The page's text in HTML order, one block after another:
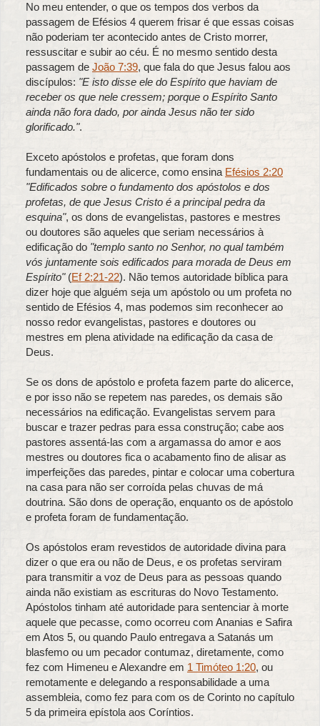
No meu entender, o que os tempos dos verbos da
passagem de Efésios 4 querem frisar é que essas coisas
não poderiam ter acontecido antes de Cristo morrer,
ressuscitar e subir ao céu. É no mesmo sentido desta
passagem de João 7:39, que fala do que Jesus falou aos
discípulos: "E isto disse ele do Espírito que haviam de
receber os que nele cressem; porque o Espírito Santo
ainda não fora dado, por ainda Jesus não ter sido
glorificado.".
Exceto apóstolos e profetas, que foram dons
fundamentais ou de alicerce, como ensina Efésios 2:20
"Edificados sobre o fundamento dos apóstolos e dos
profetas, de que Jesus Cristo é a principal pedra da
esquina", os dons de evangelistas, pastores e mestres
ou doutores são aqueles que seriam necessários à
edificação do "templo santo no Senhor, no qual também
vós juntamente sois edificados para morada de Deus em
Espírito"(Ef 2:21-22). Não temos autoridade bíblica para
dizer hoje que alguém seja um apóstolo ou um profeta no
sentido de Efésios 4, mas podemos sim reconhecer ao
nosso redor evangelistas, pastores e doutores ou
mestres em plena atividade na edificação da casa de
Deus.
Se os dons de apóstolo e profeta fazem parte do alicerce,
e por isso não se repetem nas paredes, os demais são
necessários na edificação. Evangelistas servem para
buscar e trazer pedras para essa construção; cabe aos
pastores assentá-las com a argamassa do amor e aos
mestres ou doutores fica o acabamento fino de alisar as
imperfeições das paredes, pintar e colocar uma cobertura
na casa para não ser corroída pelas chuvas de má
doutrina. São dons de operação, enquanto os de apóstolo
e profeta foram de fundamentação.
Os apóstolos eram revestidos de autoridade divina para
dizer o que era ou não de Deus, e os profetas serviram
para transmitir a voz de Deus para as pessoas quando
ainda não existiam as escrituras do Novo Testamento.
Apóstolos tinham até autoridade para sentenciar à morte
aquele que pecasse, como ocorreu com Ananias e Safira
em Atos 5, ou quando Paulo entregava a Satanás um
blasfemo ou um pecador contumaz, diretamente, como
fez com Himeneu e Alexandre em 1 Timóteo 1:20, ou
remotamente e delegando a responsabilidade a uma
assembleia, como fez para com os de Corinto no capítulo
5 da primeira epístola aos Coríntios.